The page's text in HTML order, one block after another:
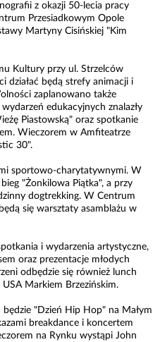
z okazji 50-lecia pracy
Przesiadkowym Opole
Martyny Cisińskiej "Kim
Kultury przy ul. Strzelców
działać będą strefy animacji i
zaplanowano także
edukacyjnych znalazły
Piastowską" oraz spotkanie
Wieczorem w Amfiteatrze
30".
sportowo-charytatywnymi. W
"Żonkilowa Piątka", a przy
dogtrekking. W Centrum
się warsztaty asamblażu w
i wydarzenia artystyczne,
oraz prezentacje młodych
odbędzie się również lunch
Markiem Brzezińskim.
"Dzień Hip Hop" na Małym
breakdance i koncertem
na Rynku wystąpi John